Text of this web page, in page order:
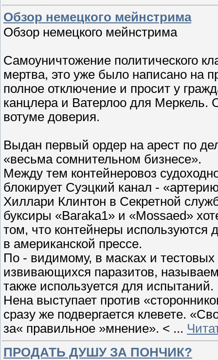
Обзор немецкого мейнстрима
Обзор немецкого мейнстрима
Самоуничтожение политического
мертва, это уже было написано на
полное отключение и просит у
канцлера и Ватерлоо для Меркель.
вотуме доверия.
Выдан первый ордер на арест по
«весьма сомнительном бизнесе».
Между тем контейнеровоз
блокирует Суэцкий канал -
Хиллари Клинтон в Секретной
буксиры «Baraka1» и «Mossaed»
том, что контейнеры используются
в американской прессе.
По - видимому, в масках и
извивающихся паразитов,
также используется для испытаний.
Нена выступает против
сразу же подвергается клевете.
за« правильное »мнение». < ...
ПРОДАТЬ ДУШУ ЗА ПОНЧИК?